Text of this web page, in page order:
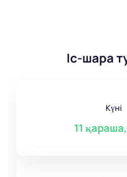
Іс-шара
Күні
11